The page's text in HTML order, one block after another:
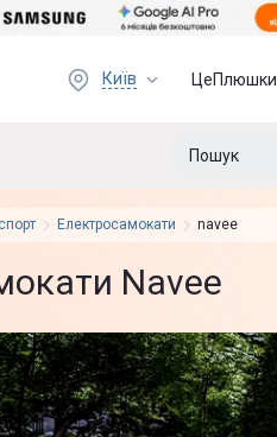
Київ ЦеПлюшки
Електросамокати navee
Navee